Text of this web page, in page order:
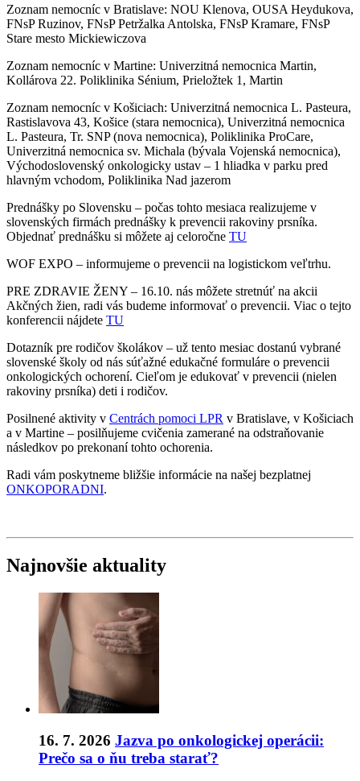
Zoznam nemocníc v Bratislave: NOU Klenova, OUSA Heydukova,
FNsP Ruzinov, FNsP Petržalka Antolska, FNsP Kramare, FNsP
Stare mesto Mickiewiczova
Zoznam nemocníc v Martine: Univerzitná nemocnica Martin,
Kollárova 22. Poliklinika Sénium, Prieložtek 1, Martin
Zoznam nemocníc v Košiciach: Univerzitná nemocnica L. Pasteura,
Rastislavova 43, Košice (stara nemocnica), Univerzitná nemocnica
L. Pasteura, Tr. SNP (nova nemocnica), Poliklinika ProCare,
Univerzitná nemocnica sv. Michala (bývala Vojenská nemocnica),
Východoslovenský onkologicky ustav – 1 hliadka v parku pred
hlavným vchodom, Poliklinika Nad jazerom
Prednášky po Slovensku – počas tohto mesiaca realizujeme v
slovenských firmách prednášky k prevencii rakoviny prsníka.
Objednať prednášku si môžete aj celoročne TU
WOF EXPO – informujeme o prevencii na logistickom veľtrhu.
PRE ZDRAVIE ŽENY – 16.10. nás môžete stretnúť na akcii
Akčných žien, radi vás budeme informovať o prevencii. Viac o tejto
konferencii nájdete TU
Dotazník pre rodičov školákov – už tento mesiac dostanú vybrané
slovenské školy od nás súťažné edukačné formuláre o prevencii
onkologických ochorení. Cieľom je edukovať v prevencii (nielen
rakoviny prsníka) deti i rodičov.
Posilnené aktivity v Centrách pomoci LPR v Bratislave, v Košiciach
a v Martine – posilňujeme cvičenia zamerané na odstraňovanie
následkov po prekonaní tohto ochorenia.
Radi vám poskytneme bližšie informácie na našej bezplatnej
ONKOPORADNI.
Najnovšie aktuality
16. 7. 2026 Jazva po onkologickej operácii:
Prečo sa o ňu treba starať?